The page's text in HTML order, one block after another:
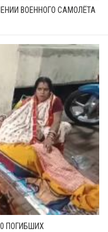
ВОЕННОГО САМОЛЁТА
ПОГИБШИХ